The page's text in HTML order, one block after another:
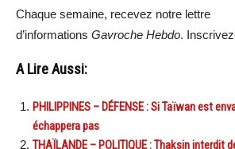
Chaque semaine, recevez notre lettre
d’informations Gavroche Hebdo.
A Lire Aussi:
PHILIPPINES – DÉFENSE : Si Taïwan est
échappera pas
THAÏLANDE – POLITIQUE : Thaksin interdit